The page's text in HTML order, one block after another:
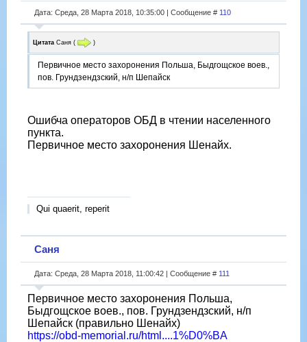
Дата: Среда, 28 Марта 2018, 10:35:00 | Сообщение # 110
Цитата Саня ( )
Первичное место захоронения Польша, Быдгощское воев.,
пов. Грундзендзский, н/п Шепайск
Ошибча операторов ОБД в чтении населенного
пункта.
Первичное место захоронения Шенайх.
Qui quaerit, reperit
Саня
Дата: Среда, 28 Марта 2018, 11:00:42 | Сообщение # 111
Первичное место захоронения Польша,
Быдгощское воев., пов. Грундзендзский, н/п
Шепайск (правильно Шенайх)
https://obd-memorial.ru/html....1%D0%BA